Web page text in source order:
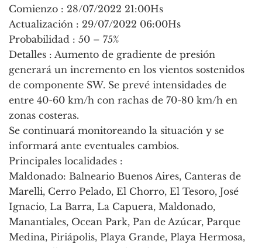
Comienzo : 28/07/2022 21:00Hs
Actualización : 29/07/2022 06:00Hs
Probabilidad : 50 – 75%
Detalles : Aumento de gradiente de presión
generará un incremento en los vientos sostenidos
de componente SW. Se prevé intensidades de
entre 40-60 km/h con rachas de 70-80 km/h en
zonas costeras.
Se continuará monitoreando la situación y se
informará ante eventuales cambios.
Principales localidades :
Maldonado: Balneario Buenos Aires, Canteras de
Marelli, Cerro Pelado, El Chorro, El Tesoro, José
Ignacio, La Barra, La Capuera, Maldonado,
Manantiales, Ocean Park, Pan de Azúcar, Parque
Medina, Piriápolis, Playa Grande, Playa Hermosa,